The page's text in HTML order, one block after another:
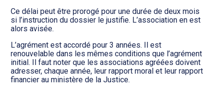
Ce délai peut être prorogé pour une durée de deux mois
si l’instruction du dossier le justifie. L’association en est
alors avisée.
L’agrément est accordé pour 3 années. Il est
renouvelable dans les mêmes conditions que l’agrément
initial. Il faut noter que les associations agréées doivent
adresser, chaque année, leur rapport moral et leur rapport
financier au ministère de la Justice.